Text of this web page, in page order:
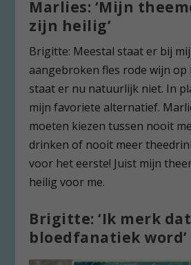
Marlies: ‘Mijn
zijn heilig’
Brigitte: Meestal staat er bij
aangebroken fles rode wijn op
staat er nu natuurlijk niet. In
mijn favoriete alternatief.
moeten kiezen tussen nooit
drinken of nooit meer
voor het eerste! Juist mijn
heilig voor me.
Brigitte: ‘Ik merk
bloedfanatiek word’